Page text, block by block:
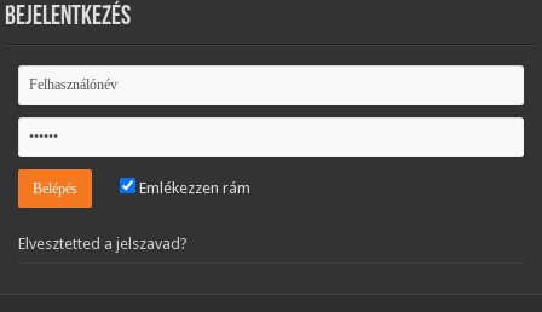
Bejelentkezés
Emlékezzen rám
Elvesztetted a jelszavad?